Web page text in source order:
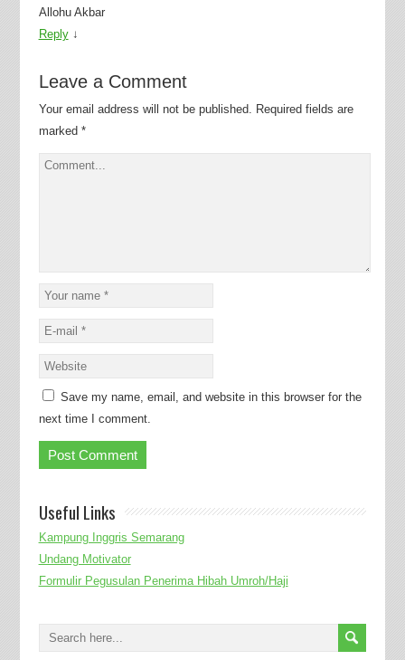
Allohu Akbar
Reply ↓
Leave a Comment
Your email address will not be published. Required fields are
marked *
Save my name, email, and website in this browser for the
next time I comment.
Useful Links
Kampung Inggris Semarang
Undang Motivator
Formulir Pegusulan Penerima Hibah Umroh/Haji